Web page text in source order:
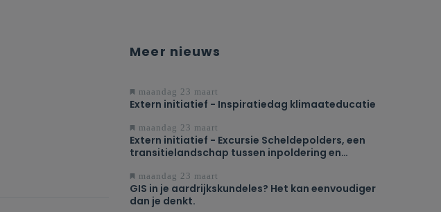
Meer nieuws
maandag 23 maart
Extern initiatief - Inspiratiedag klimaateducatie
maandag 23 maart
Extern initiatief - Excursie Scheldepolders, een
transitielandschap tussen inpoldering en
maandag 23 maart
GIS in je aardrijkskundeles? Het kan eenvoudiger
dan je denkt.